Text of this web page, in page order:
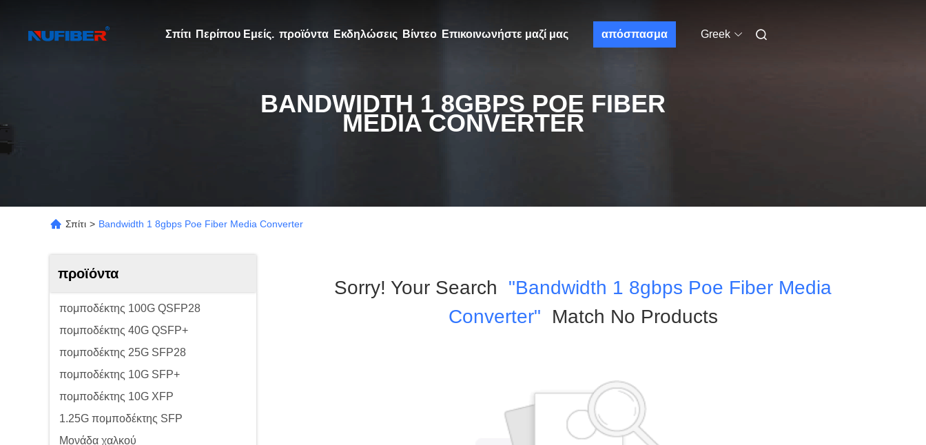
Σπίτι Περίπου Εμείς. προϊόντα Εκδηλώσεις Βίντεο Επικοινωνήστε μαζί μας απόσπασμα Greek
BANDWIDTH 1 8GBPS POE FIBER
MEDIA CONVERTER
Σπίτι > Bandwidth 1 8gbps Poe Fiber Media Converter
προϊόντα
πομποδέκτης 100G QSFP28
πομποδέκτης 40G QSFP+
πομποδέκτης 25G SFP28
πομποδέκτης 10G SFP+
πομποδέκτης 10G XFP
1.25G πομποδέκτης SFP
Μονάδα χαλκού
Sorry! Your Search "bandwidth 1 8gbps Poe Fiber Media
Converter" Match No Products